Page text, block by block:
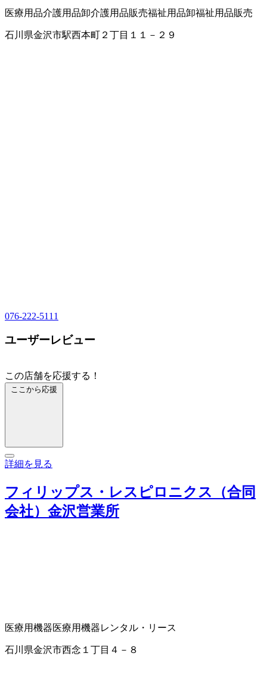
医療用品介護用品卸介護用品販売福祉用品卸福祉用品販売
石川県金沢市駅西本町２丁目１１－２９
076-222-5111
ユーザーレビュー
この店舗を応援する！
ここから応援
詳細を見る
フィリップス・レスピロニクス（合同
会社）金沢営業所
医療用機器医療用機器レンタル・リース
石川県金沢市西念１丁目４－８